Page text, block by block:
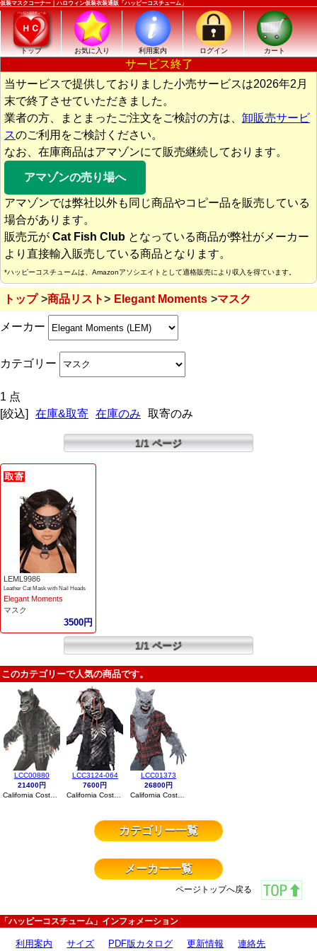
仮装マスクコーナー｜ハロウィン仮装衣装通販「ハッピーコスチューム」
トップ お気に入り 利用案内 ログイン カート
サービス終了
当サービスで提供しておりました小売サービスは2026年2月
末で終了させていただきました。
業者の方、まとまったご注文をご検討の方は、 卸販売サービ
スのご利用をご検討ください。
なお、在庫商品はアマゾンにて販売継続しております。
アマゾンの売り場へ
アマゾンでは弊社以外も同じ商品やコピー品を販売している
場合があります。
販売元が Cat Fish Club となっている商品が弊社がメーカー
より直接輸入販売している商品となります。
*ハッピーコスチュームは、Amazonアソシエイトとして適格販売により収入を得ています。
トップ 商品リスト Elegant Moments マスク
メーカー
カテゴリー
1 点
[絞込]
在庫&取寄 在庫のみ 取寄のみ
1/1 ページ
LEML9986
Leather Cat Mask with Nail Heads
Elegant Moments
マスク
3500円
1/1 ページ
このカテゴリーで人気の商品です。
LCC00880
21400円
LCC3124-064
7600円
LCC01373
26800円
California Costumes
カテゴリー一覧
メーカー一覧
ページトップへ戻る
「ハッピーコスチューム」インフォメーション
利用案内 サイズ PDF版カタログ 更新情報 連絡先